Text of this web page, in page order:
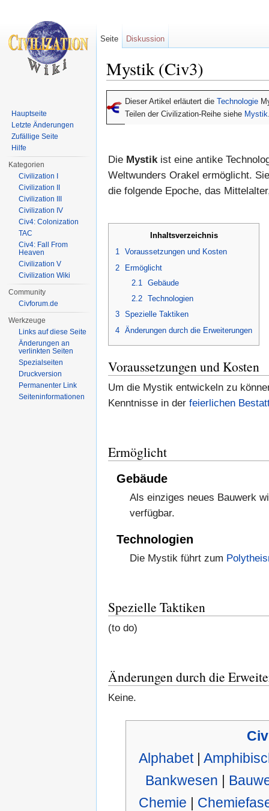
Mystik (Civ3)
Dieser Artikel erläutert die Technologie
Teilen der Civilization-Reihe siehe Mystik
Die Mystikist eine antike
Weltwunders Orakel ermöglicht.
die folgende Epoche, das
Inhaltsverzeichnis
1 Voraussetzungen und Kosten
2
Ermöglicht
2.1
Gebäude
2.2
Technologien
3 Spezielle Taktiken
4 Änderungen durch die Erweiterungen
Voraussetzungen und Kosten
Um die Mystik entwickeln zu
Kenntnisse in der feierlichen
Ermöglicht
Gebäude
Als einziges neues Bauwerk
verfügbar.
Technologien
Die Mystik führt zum
Spezielle Taktiken
(to do)
Änderungen durch die
Keine.
Alphabet|
Bankwesen |
Chemie |
Seite Diskussion
Hauptseite
Letzte Änderungen
Zufällige Seite
Hilfe
Kategorien
Civilization I
Civilization II
Civilization III
Civilization IV
Civ4: Colonization
TAC
Civ4: Fall From
Heaven
Civilization V
Civilization Wiki
Community
Civforum.de
Werkzeuge
Links auf diese Seite
Änderungen an
verlinkten Seiten
Spezialseiten
Druckversion
Permanenter Link
Seiten­informationen